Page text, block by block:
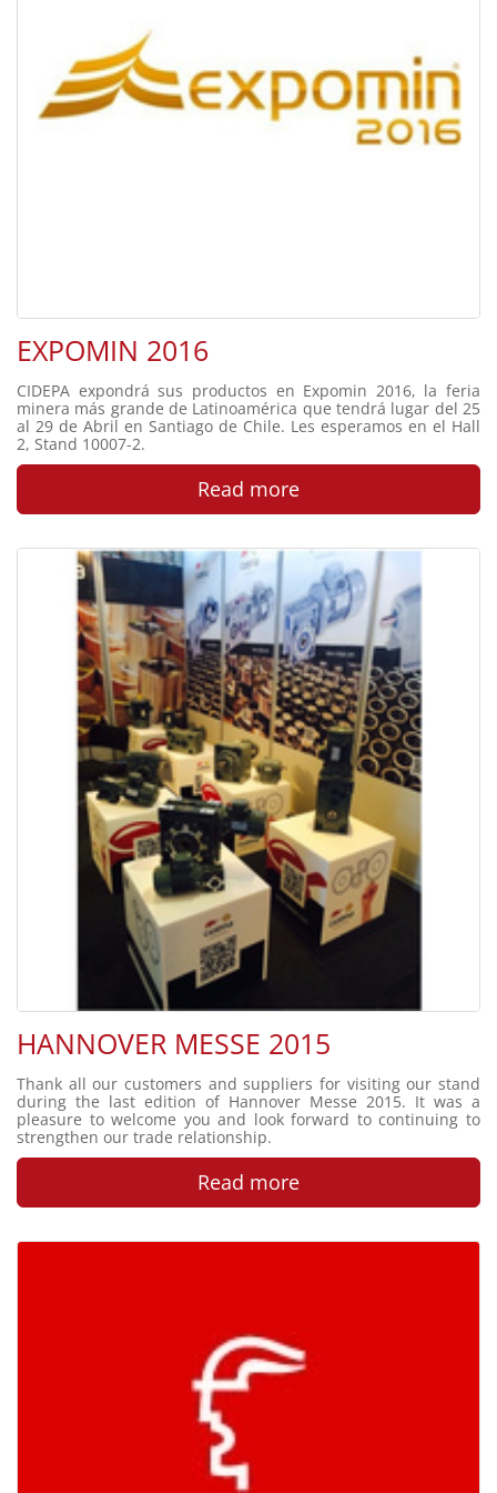
EXPOMIN 2016
CIDEPA expondrá sus productos en Expomin 2016, la feria
minera más grande de Latinoamérica que tendrá lugar del 25
al 29 de Abril en Santiago de Chile. Les esperamos en el Hall
2, Stand 10007-2.
Read more
HANNOVER MESSE 2015
Thank all our customers and suppliers for visiting our stand
during the last edition of Hannover Messe 2015. It was a
pleasure to welcome you and look forward to continuing to
strengthen our trade relationship.
Read more